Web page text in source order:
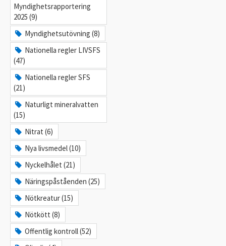
Myndighetsrapportering
2025 (9)
Myndighetsutövning (8)
Nationella regler LIVSFS
(47)
Nationella regler SFS
(21)
Naturligt mineralvatten
(15)
Nitrat (6)
Nya livsmedel (10)
Nyckelhålet (21)
Näringspåståenden (25)
Nötkreatur (15)
Nötkött (8)
Offentlig kontroll (52)